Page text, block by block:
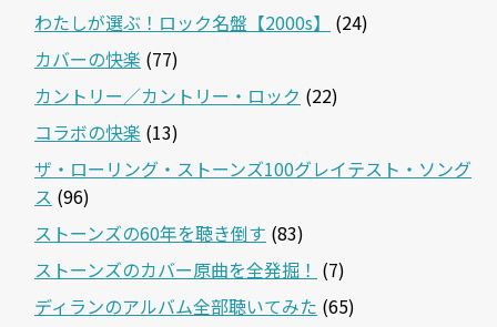
わたしが選ぶ！ロック名盤【2000s】
(24)
カバーの快楽 (77)
カントリー／カントリー・ロック (22)
コラボの快楽 (13)
ザ・ローリング・ストーンズ100グレイテスト・ソング
ス (96)
ストーンズの60年を聴き倒す (83)
ストーンズのカバー原曲を全発掘！ (7)
ディランのアルバム全部聴いてみた (65)